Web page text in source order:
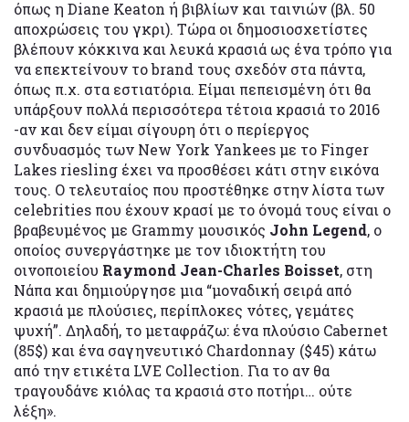
όπως η Diane Keaton ή βιβλίων και ταινιών (βλ. 50
αποχρώσεις του γκρι). Τώρα οι δημοσιοσχετίστες
βλέπουν κόκκινα και λευκά κρασιά ως ένα τρόπο για
να επεκτείνουν το brand τους σχεδόν στα πάντα,
όπως π.χ. στα εστιατόρια. Είμαι πεπεισμένη ότι θα
υπάρξουν πολλά περισσότερα τέτοια κρασιά το 2016
-αν και δεν είμαι σίγουρη ότι ο περίεργος
συνδυασμός των New York Yankees με το Finger
Lakes riesling έχει να προσθέσει κάτι στην εικόνα
τους. Ο τελευταίος που προστέθηκε στην λίστα των
celebrities που έχουν κρασί με το όνομά τους είναι ο
βραβευμένος με Grammy μουσικός John Legend, ο
οποίος συνεργάστηκε με τον ιδιοκτήτη του
οινοποιείου Raymond Jean-Charles Boisset, στη
Νάπα και δημιούργησε μια “μοναδική σειρά από
κρασιά με πλούσιες, περίπλοκες νότες, γεμάτες
ψυχή”. Δηλαδή, το μεταφράζω: ένα πλούσιο Cabernet
(85$) και ένα σαγηνευτικό Chardonnay ($45) κάτω
από την ετικέτα LVE Collection. Για το αν θα
τραγουδάνε κιόλας τα κρασιά στο ποτήρι… ούτε
λέξη».